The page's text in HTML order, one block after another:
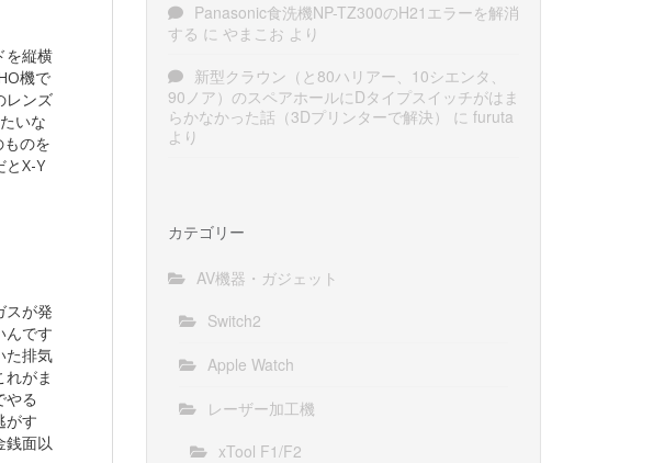
を縦横
機で
レンズ
いな
のを
とX-Y
スが発
んです
た排気
がま
やる
がす
銭面以
Panasonic食洗機NP-TZ300のH21エラーを解消
する に やまこお より
新型クラウン（と80ハリアー、10シエンタ、
90ノア）のスペアホールにDタイプスイッチがはま
らかなかった話（3Dプリンターで解決）
に furuta
より
カテゴリー
AV機器・ガジェット
Switch2
Apple Watch
レーザー加工機
xTool F1/F2